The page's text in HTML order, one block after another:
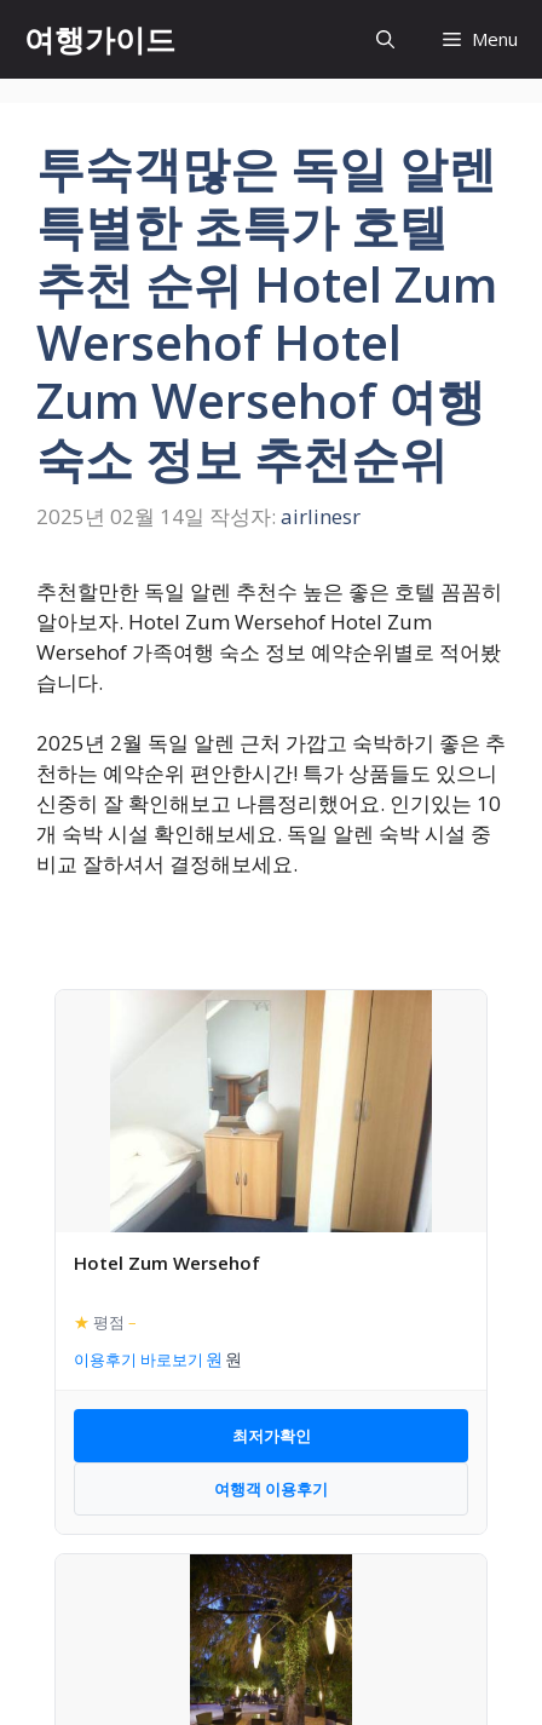
츠
여행가이드 Menu
투숙객많은 독일 알렌
특별한 초특가 호텔
추천 순위 Hotel Zum
Wersehof Hotel
Zum Wersehof 여행
숙소 정보 추천순위
2025년 02월 14일 작성자: airlinesr
추천할만한 독일 알렌 추천수 높은 좋은 호텔 꼼꼼히
알아보자. Hotel Zum Wersehof Hotel Zum
Wersehof 가족여행 숙소 정보 예약순위별로 적어봤
습니다.
2025년 2월 독일 알렌 근처 가깝고 숙박하기 좋은 추
천하는 예약순위 편안한시간! 특가 상품들도 있으니
신중히 잘 확인해보고 나름정리했어요. 인기있는 10
개 숙박 시설 확인해보세요. 독일 알렌 숙박 시설 중
비교 잘하셔서 결정해보세요.
Hotel Zum Wersehof
★ 평점 –
이용후기 바로보기
최저가확인
여행객 이용후기